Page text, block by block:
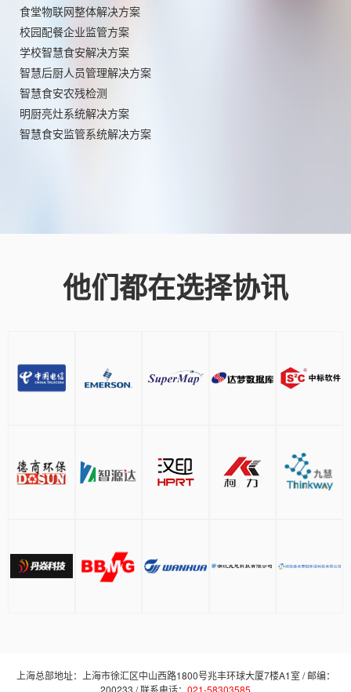
食堂物联网整体解决方案
校园配餐企业监管方案
学校智慧食安解决方案
智慧后厨人员管理解决方案
智慧食安农残检测
明厨亮灶系统解决方案
智慧食安监管系统解决方案
他们都在选择协讯
上海总部地址：上海市徐汇区中山西路1800号兆丰环球大厦7楼A1室 / 邮编：
200233 / 联系电话： 021-58303585